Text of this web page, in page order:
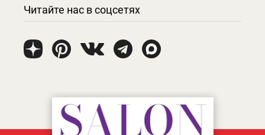
Читайте нас в соцсетях